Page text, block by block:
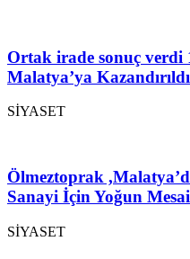
Ortak irade sonuç
Malatya’ya Kazandırıldı
SİYASET
Ölmeztoprak
Sanayi İçin Yoğun Mesai
SİYASET